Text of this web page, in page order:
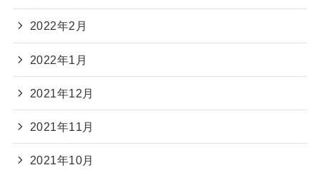
2022年2月
2022年1月
2021年12月
2021年11月
2021年10月